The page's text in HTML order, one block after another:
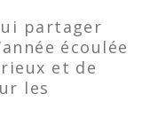
partager
écoulée
et de
les